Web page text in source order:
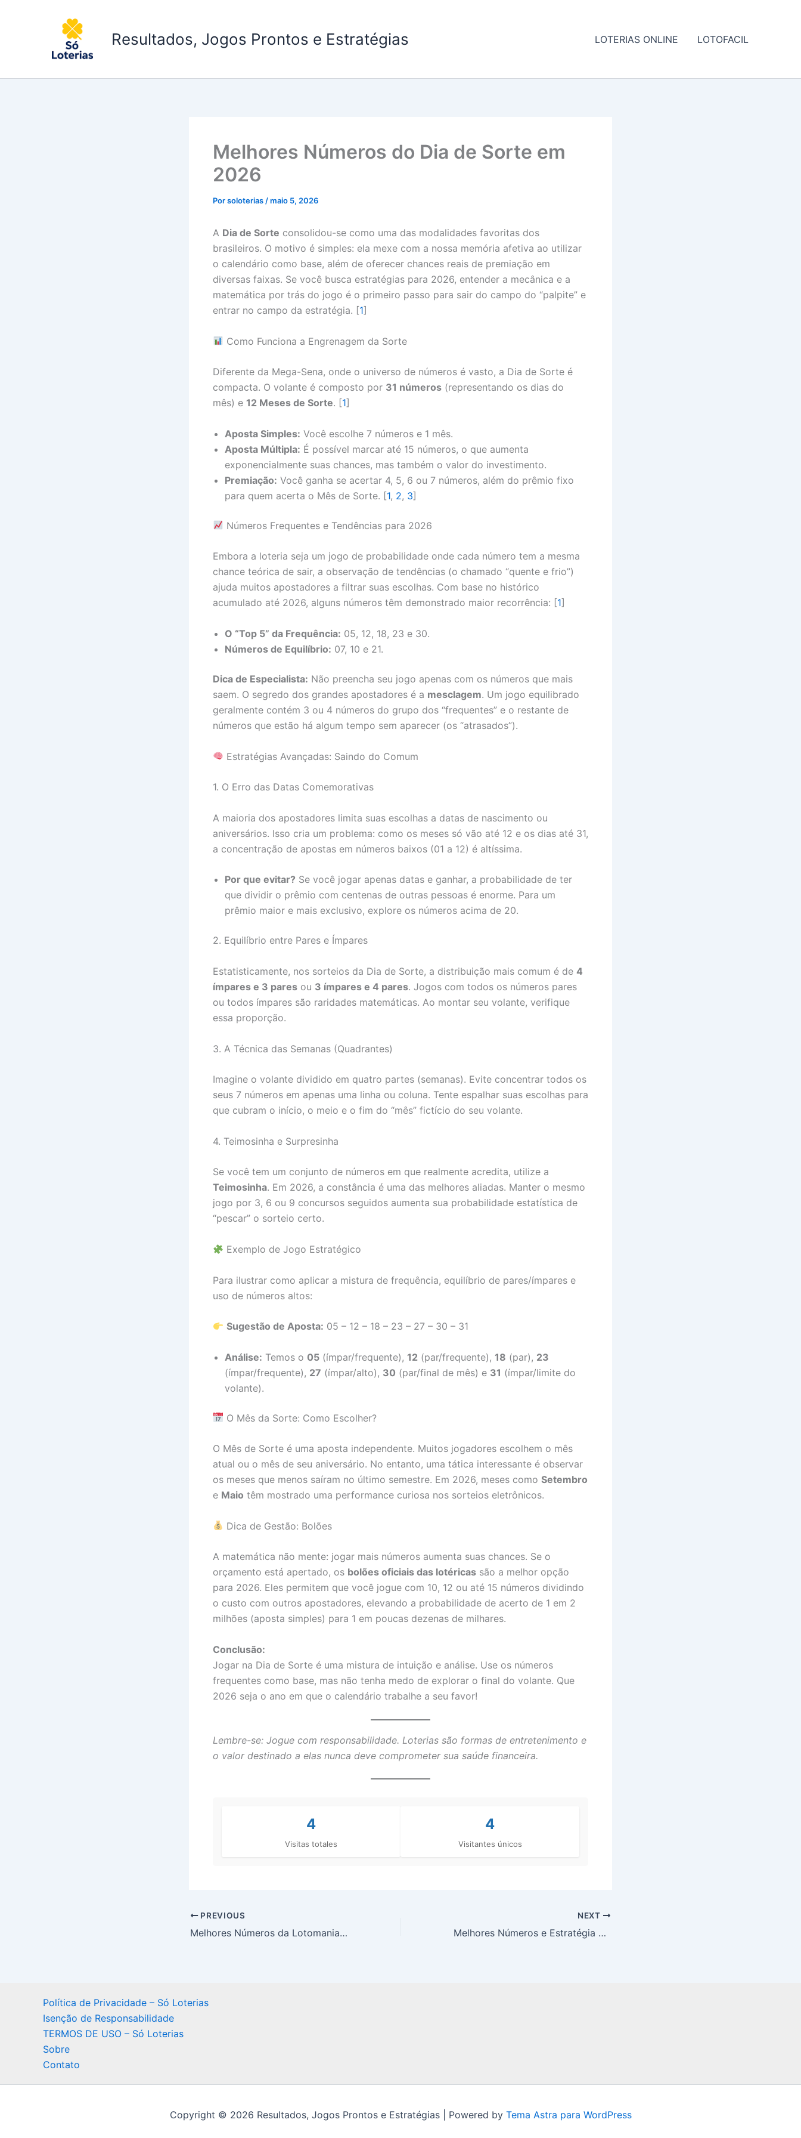
Resultados, Jogos Prontos e Estratégias LOTERIAS ONLINE LOTOFACIL
Melhores Números do Dia de Sorte em
2026
Porsoloterias /maio 5, 2026
A Dia de Sorte consolidou-se como uma das modalidades favoritas dos
brasileiros. O motivo é simples: ela mexe com a nossa memória afetiva ao utilizar
o calendário como base, além de oferecer chances reais de premiação em
diversas faixas. Se você busca estratégias para 2026, entender a mecânica e a
matemática por trás do jogo é o primeiro passo para sair do campo do “palpite” e
entrar no campo da estratégia. [1]
Como Funciona a Engrenagem da Sorte
Diferente da Mega-Sena, onde o universo de números é vasto, a Dia de Sorte é
compacta. O volante é composto por 31 números (representando os dias do
mês) e 12 Meses de Sorte. [1]
Aposta Simples: Você escolhe 7 números e 1 mês.
Aposta Múltipla: É possível marcar até 15 números, o que aumenta
exponencialmente suas chances, mas também o valor do investimento.
Premiação: Você ganha se acertar 4, 5, 6 ou 7 números, além do prêmio fixo
para quem acerta o Mês de Sorte. [1, 2, 3]
Números Frequentes e Tendências para 2026
Embora a loteria seja um jogo de probabilidade onde cada número tem a mesma
chance teórica de sair, a observação de tendências (o chamado “quente e frio”)
ajuda muitos apostadores a filtrar suas escolhas. Com base no histórico
acumulado até 2026, alguns números têm demonstrado maior recorrência: [1]
O “Top 5” da Frequência: 05, 12, 18, 23 e 30.
Números de Equilíbrio: 07, 10 e 21.
Dica de Especialista: Não preencha seu jogo apenas com os números que mais
saem. O segredo dos grandes apostadores é a mesclagem. Um jogo equilibrado
geralmente contém 3 ou 4 números do grupo dos “frequentes” e o restante de
números que estão há algum tempo sem aparecer (os “atrasados”).
Estratégias Avançadas: Saindo do Comum
1. O Erro das Datas Comemorativas
A maioria dos apostadores limita suas escolhas a datas de nascimento ou
aniversários. Isso cria um problema: como os meses só vão até 12 e os dias até 31,
a concentração de apostas em números baixos (01 a 12) é altíssima.
Por que evitar? Se você jogar apenas datas e ganhar, a probabilidade de ter
que dividir o prêmio com centenas de outras pessoas é enorme. Para um
prêmio maior e mais exclusivo, explore os números acima de 20.
2. Equilíbrio entre Pares e Ímpares
Estatisticamente, nos sorteios da Dia de Sorte, a distribuição mais comum é de 4
ímpares e 3 pares ou 3 ímpares e 4 pares. Jogos com todos os números pares
ou todos ímpares são raridades matemáticas. Ao montar seu volante, verifique
essa proporção.
3. A Técnica das Semanas (Quadrantes)
Imagine o volante dividido em quatro partes (semanas). Evite concentrar todos os
seus 7 números em apenas uma linha ou coluna. Tente espalhar suas escolhas para
que cubram o início, o meio e o fim do “mês” fictício do seu volante.
4. Teimosinha e Surpresinha
Se você tem um conjunto de números em que realmente acredita, utilize a
Teimosinha. Em 2026, a constância é uma das melhores aliadas. Manter o mesmo
jogo por 3, 6 ou 9 concursos seguidos aumenta sua probabilidade estatística de
“pescar” o sorteio certo.
Exemplo de Jogo Estratégico
Para ilustrar como aplicar a mistura de frequência, equilíbrio de pares/ímpares e
uso de números altos:
Sugestão de Aposta: 05 – 12 – 18 – 23 – 27 – 30 – 31
Análise: Temos o 05 (ímpar/frequente), 12 (par/frequente), 18 (par), 23
(ímpar/frequente), 27 (ímpar/alto), 30 (par/final de mês) e 31 (ímpar/limite do
volante).
O Mês da Sorte: Como Escolher?
O Mês de Sorte é uma aposta independente. Muitos jogadores escolhem o mês
atual ou o mês de seu aniversário. No entanto, uma tática interessante é observar
os meses que menos saíram no último semestre. Em 2026, meses como Setembro
e Maio têm mostrado uma performance curiosa nos sorteios eletrônicos.
Dica de Gestão: Bolões
A matemática não mente: jogar mais números aumenta suas chances. Se o
orçamento está apertado, os bolões oficiais das lotéricas são a melhor opção
para 2026. Eles permitem que você jogue com 10, 12 ou até 15 números dividindo
o custo com outros apostadores, elevando a probabilidade de acerto de 1 em 2
milhões (aposta simples) para 1 em poucas dezenas de milhares.
Conclusão:
Jogar na Dia de Sorte é uma mistura de intuição e análise. Use os números
frequentes como base, mas não tenha medo de explorar o final do volante. Que
2026 seja o ano em que o calendário trabalhe a seu favor!
Lembre-se: Jogue com responsabilidade. Loterias são formas de entretenimento e
o valor destinado a elas nunca deve comprometer sua saúde financeira.
4
Visitas totales
4
Visitantes únicos
PREVIOUS
Melhores Números da Lotomania em 2026: A Estratégia das 50 Dezenas
NEXT
Melhores Números e Estratégia da Mais Milionária 2026
Política de Privacidade – Só Loterias
Isenção de Responsabilidade
TERMOS DE USO – Só Loterias
Sobre
Contato
Copyright © 2026 Resultados, Jogos Prontos e Estratégias | Powered by Tema Astra para WordPress